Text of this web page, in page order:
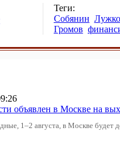
Теги:
Собянин
Громов
объявлен в Москве на
1–2 августа, в Москве будет